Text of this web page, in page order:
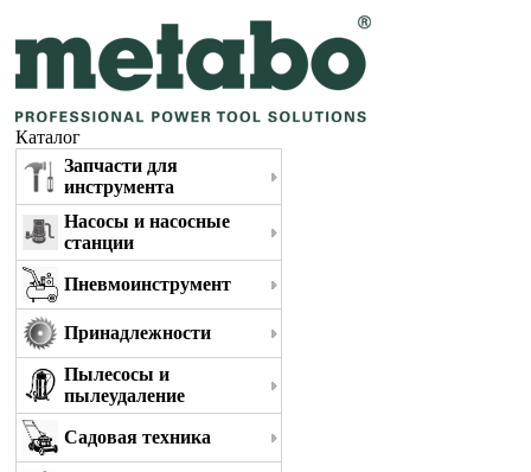
Каталог
Запчасти для
инструмента
Насосы и насосные
станции
Пневмоинструмент
Принадлежности
Пылесосы и
пылеудаление
Садовая техника